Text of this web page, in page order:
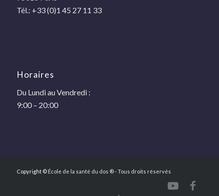
Tél.: +33 (0)1 45 27 11 33
Horaires
Du Lundi au Vendredi :
9:00 – 20:00
Copyright ©École de la santé du dos ® - Tous droits réservés